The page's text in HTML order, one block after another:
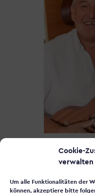
Cookie-
verwalten
Um alle Funktionalitäten der
können, akzeptiere bitte
Verkauf &
06 41 – 9 22